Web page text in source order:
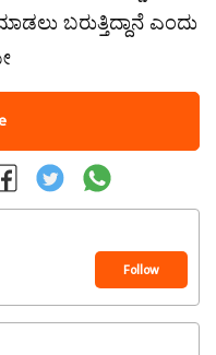
ಬರುತ್ತಿದ್ದಾನೆ ಎಂದು
Follow